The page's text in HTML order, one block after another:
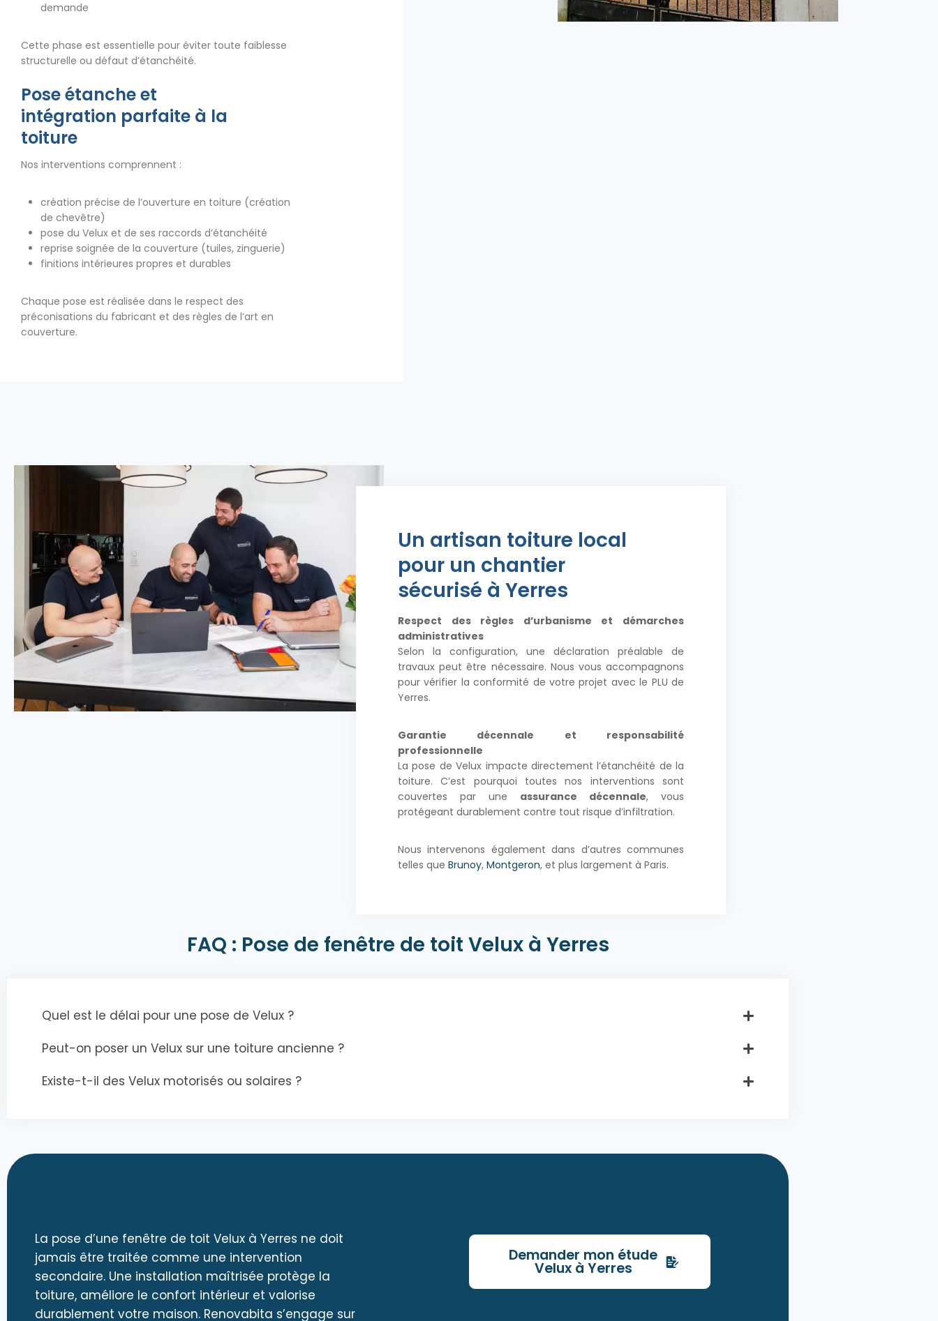
demande
Cette phase est essentielle pour éviter toute faiblesse
structurelle ou défaut d’étanchéité.
Pose étanche et
intégration parfaite à la
toiture
Nos interventions comprennent :
création précise de l’ouverture en toiture (création
de chevêtre)
pose du Velux et de ses raccords d’étanchéité
reprise soignée de la couverture (tuiles, zinguerie)
finitions intérieures propres et durables
Chaque pose est réalisée dans le respect des
préconisations du fabricant et des règles de l’art en
couverture.
Un artisan toiture local
pour un chantier
sécurisé à Yerres
Respect des règles d’urbanisme et démarches
administratives
Selon la configuration, une déclaration préalable de
travaux peut être nécessaire. Nous vous accompagnons
pour vérifier la conformité de votre projet avec le PLU de
Yerres.
Garantie décennale et responsabilité
professionnelle
La pose de Velux impacte directement l’étanchéité de la
toiture. C’est pourquoi toutes nos interventions sont
couvertes par une assurance décennale, vous
protégeant durablement contre tout risque d’infiltration.
Nous intervenons également dans d’autres communes
telles que Brunoy, Montgeron, et plus largement à Paris.
FAQ : Pose de fenêtre de toit Velux à Yerres
Quel est le délai pour une pose de Velux ?
Peut-on poser un Velux sur une toiture ancienne ?
Existe-t-il des Velux motorisés ou solaires ?
La pose d’une fenêtre de toit Velux à Yerres ne doit
jamais être traitée comme une intervention
secondaire. Une installation maîtrisée protège la
toiture, améliore le confort intérieur et valorise
durablement votre maison. Renovabita s’engage sur
Demander mon étude
Velux à Yerres